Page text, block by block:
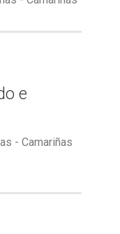
e
- Camariñas